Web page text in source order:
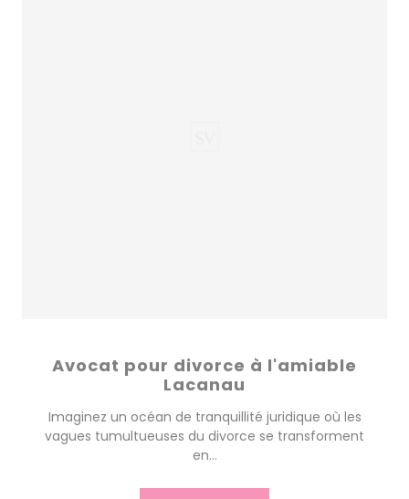
Avocat pour divorce à l'amiable
Lacanau
Imaginez un océan de tranquillité juridique où les
vagues tumultueuses du divorce se transforment
en...